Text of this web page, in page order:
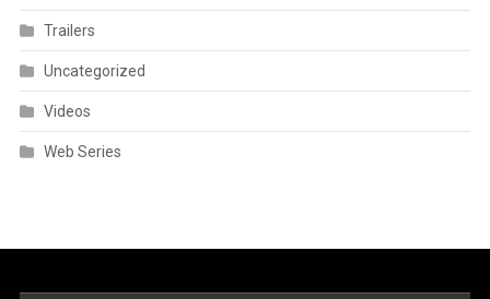
Trailers
Uncategorized
Videos
Web Series